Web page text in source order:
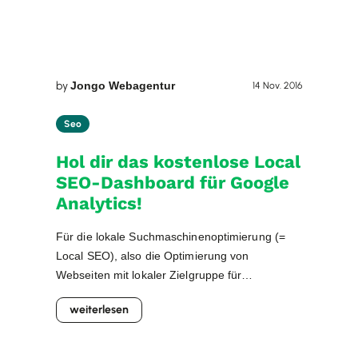
byJongo Webagentur 14 Nov. 2016
Seo
Hol dir das kostenlose Local
SEO-Dashboard für Google
Analytics!
Für die lokale Suchmaschinenoptimierung (=
Local SEO), also die Optimierung von
Webseiten mit lokaler Zielgruppe für
Suchmaschinen, gehört das Analysieren der
Traffic-Daten (Monitoring) und die
weiterlesen